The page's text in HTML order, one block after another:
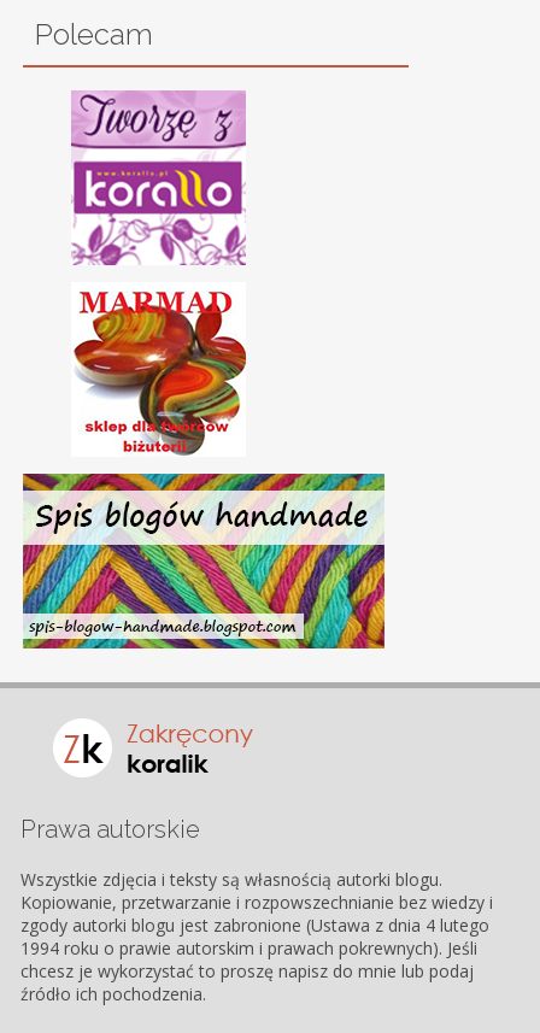
Polecam
Prawa autorskie
Wszystkie zdjęcia i teksty są własnością autorki blogu.
Kopiowanie, przetwarzanie i rozpowszechnianie bez wiedzy i
zgody autorki blogu jest zabronione (Ustawa z dnia 4 lutego
1994 roku o prawie autorskim i prawach pokrewnych). Jeśli
chcesz je wykorzystać to proszę napisz do mnie lub podaj
źródło ich pochodzenia.